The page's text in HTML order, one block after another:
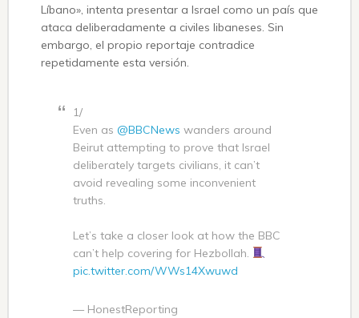
Líbano», intenta presentar a Israel como un país que
ataca deliberadamente a civiles libaneses. Sin
embargo, el propio reportaje contradice
repetidamente esta versión.
1/
Even as @BBCNews wanders around
Beirut attempting to prove that Israel
deliberately targets civilians, it can’t
avoid revealing some inconvenient
truths.
Let’s take a closer look at how the BBC
can’t help covering for Hezbollah.
pic.twitter.com/WWs14Xwuwd
— HonestReporting